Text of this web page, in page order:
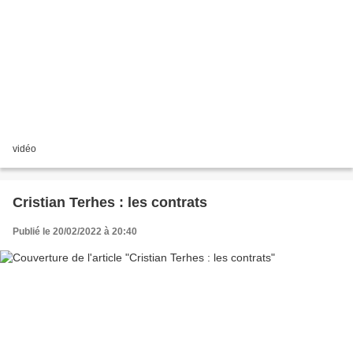
vidéo
Cristian Terhes : les contrats
Publié le 20/02/2022 à 20:40